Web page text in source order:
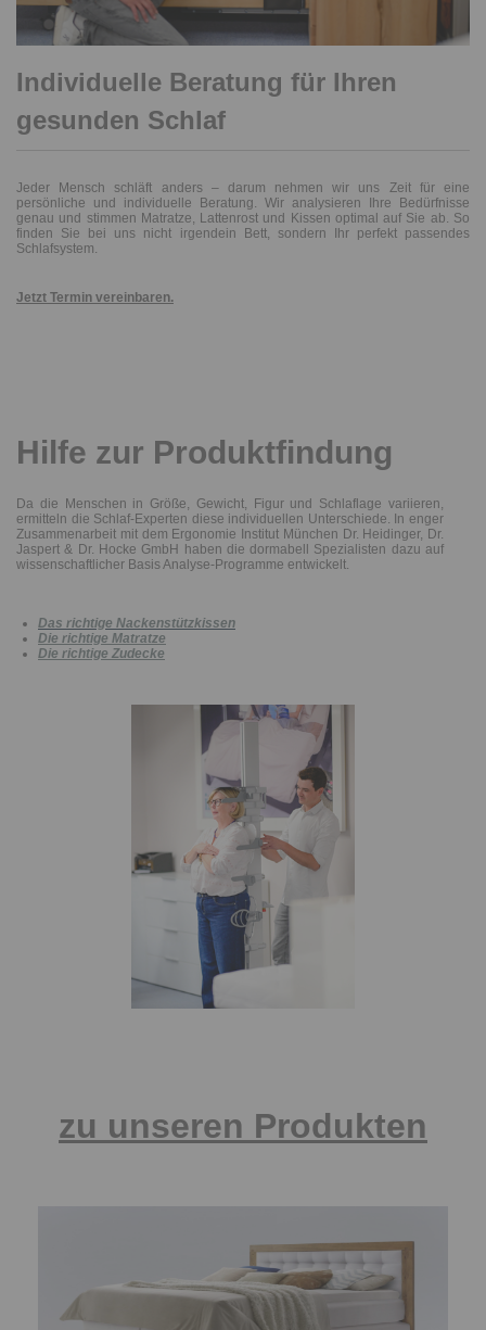
Individuelle Beratung für Ihren
gesunden Schlaf
Jeder Mensch schläft anders – darum nehmen wir uns Zeit für eine
persönliche und individuelle Beratung. Wir analysieren Ihre Bedürfnisse
genau und stimmen Matratze, Lattenrost und Kissen optimal auf Sie ab. So
finden Sie bei uns nicht irgendein Bett, sondern Ihr perfekt passendes
Schlafsystem.
Jetzt Termin vereinbaren.
Hilfe zur Produktfindung
Da die Menschen in Größe, Gewicht, Figur und Schlaflage variieren,
ermitteln die Schlaf-Experten diese individuellen Unterschiede. In enger
Zusammenarbeit mit dem Ergonomie Institut München Dr. Heidinger, Dr.
Jaspert & Dr. Hocke GmbH haben die dormabell Spezialisten dazu auf
wissenschaftlicher Basis Analyse-Programme entwickelt.
Das richtige Nackenstützkissen
Die richtige Matratze
Die richtige Zudecke
zu unseren Produkten